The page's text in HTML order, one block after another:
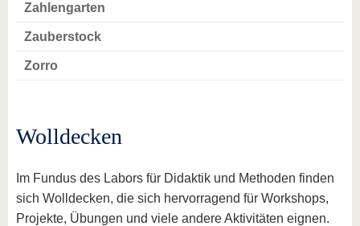
Zahlengarten
Zauberstock
Zorro
Wolldecken
Im Fundus des Labors für Didaktik und Methoden finden
sich Wolldecken, die sich hervorragend für Workshops,
Projekte, Übungen und viele andere Aktivitäten eignen.